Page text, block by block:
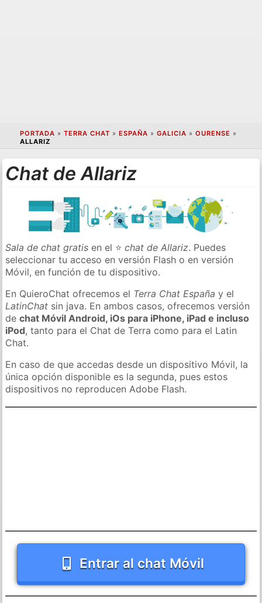
PORTADA » TERRA CHAT » ESPAÑA » GALICIA » OURENSE »
ALLARIZ
Chat de Allariz
Sala de chat gratis en el ⭐chat de Allariz. Puedes
seleccionar tu acceso en versión Flash o en versión
Móvil, en función de tu dispositivo.
En QuieroChat ofrecemos el Terra Chat España y el
LatinChat sin java. En ambos casos, ofrecemos versión
dechat Móvil Android, iOs para iPhone, iPad e incluso
iPod, tanto para el Chat de Terra como para el Latin
Chat.
En caso de que accedas desde un dispositivo Móvil, la
única opción disponible es la segunda, pues estos
dispositivos no reproducen Adobe Flash.
Entrar al chat Móvil